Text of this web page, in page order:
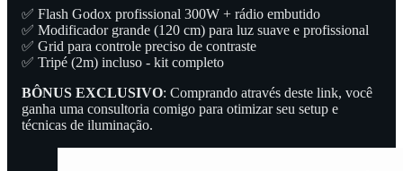
✅ Flash Godox profissional 300W + rádio embutido
✅ Modificador grande (120 cm) para luz suave e profissional
✅ Grid para controle preciso de contraste
✅ Tripé (2m) incluso - kit completo
BÔNUS EXCLUSIVO: Comprando através deste link, você
ganha uma consultoria comigo para otimizar seu setup e
técnicas de iluminação.